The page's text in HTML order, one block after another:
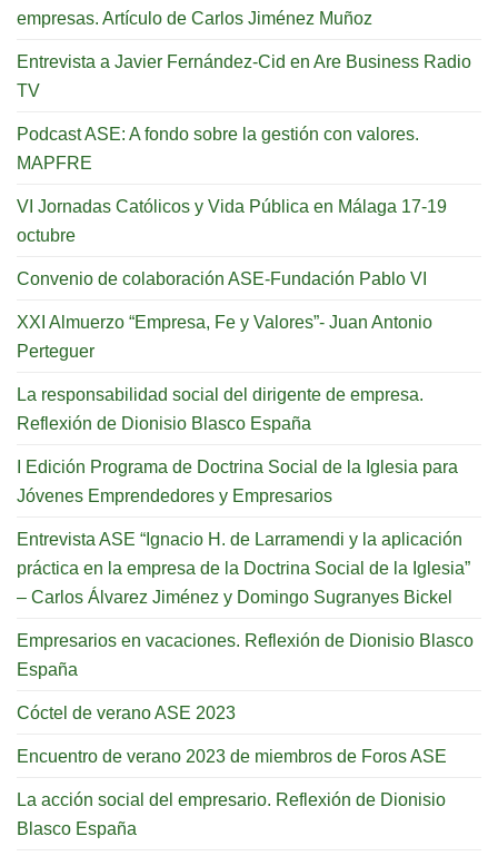
empresas. Artículo de Carlos Jiménez Muñoz
Entrevista a Javier Fernández-Cid en Are Business Radio
TV
Podcast ASE: A fondo sobre la gestión con valores.
MAPFRE
VI Jornadas Católicos y Vida Pública en Málaga 17-19
octubre
Convenio de colaboración ASE-Fundación Pablo VI
XXI Almuerzo “Empresa, Fe y Valores”- Juan Antonio
Perteguer
La responsabilidad social del dirigente de empresa.
Reflexión de Dionisio Blasco España
I Edición Programa de Doctrina Social de la Iglesia para
Jóvenes Emprendedores y Empresarios
Entrevista ASE “Ignacio H. de Larramendi y la aplicación
práctica en la empresa de la Doctrina Social de la Iglesia”
– Carlos Álvarez Jiménez y Domingo Sugranyes Bickel
Empresarios en vacaciones. Reflexión de Dionisio Blasco
España
Cóctel de verano ASE 2023
Encuentro de verano 2023 de miembros de Foros ASE
La acción social del empresario. Reflexión de Dionisio
Blasco España